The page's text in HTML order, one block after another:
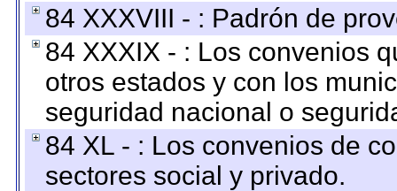
84 XXXVIII - : Padrón de
84 XXXIX - : Los convenios
otros estados y con los
seguridad nacional o
84 XL - : Los convenios de
sectores social y privado.